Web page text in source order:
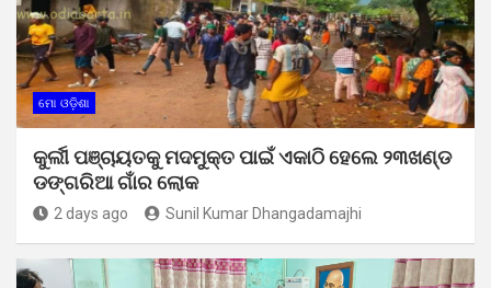
ମୋ ଓଡ଼ିଶା
କୁର୍ଲୀ ପଞ୍ଚାୟତକୁ ମଦମୁକ୍ତ ପାଇଁ ଏକାଠି ହେଲେ ୨୩ଖଣ୍ଡ
ଡଙ୍ଗରିଆ ଗାଁର ଲୋକ
2 days ago Sunil Kumar Dhangadamajhi